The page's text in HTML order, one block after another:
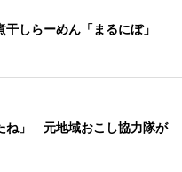
干しらーめん「まるにぼ」
ね」 元地域おこし協力隊が